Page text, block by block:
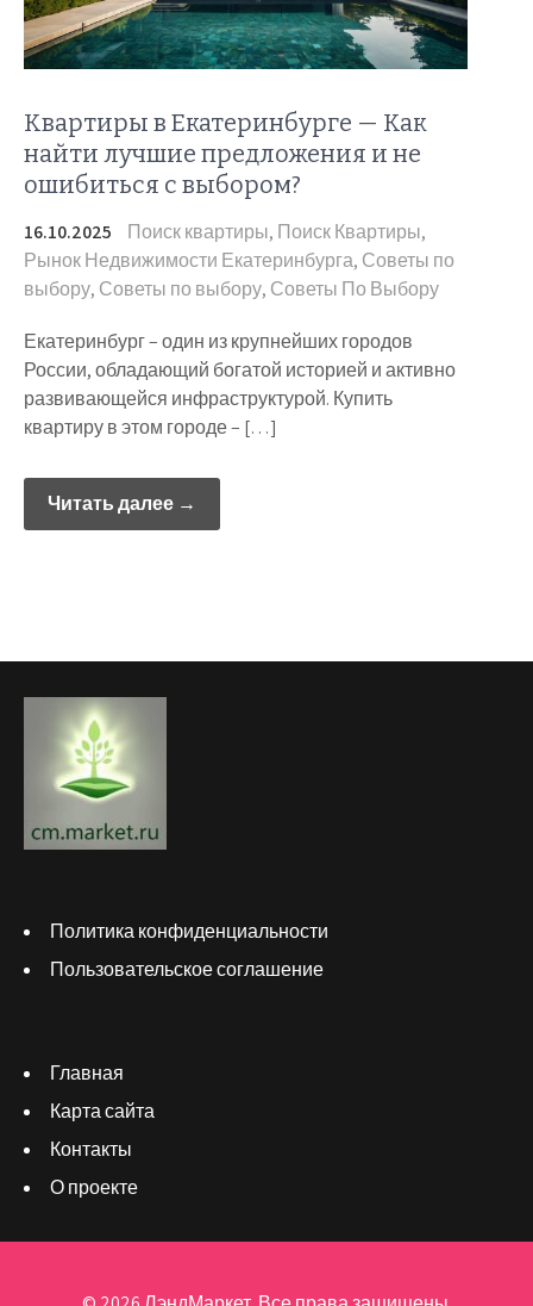
Квартиры в Екатеринбурге — Как
найти лучшие предложения и не
ошибиться с выбором?
16.10.2025 Поиск квартиры, Поиск Квартиры,
Рынок Недвижимости Екатеринбурга, Советы по
выбору, Советы по выбору, Советы По Выбору
Екатеринбург – один из крупнейших городов
России, обладающий богатой историей и активно
развивающейся инфраструктурой. Купить
квартиру в этом городе – […]
Читать далее →
Политика конфиденциальности
Пользовательское соглашение
Главная
Карта сайта
Контакты
О проекте